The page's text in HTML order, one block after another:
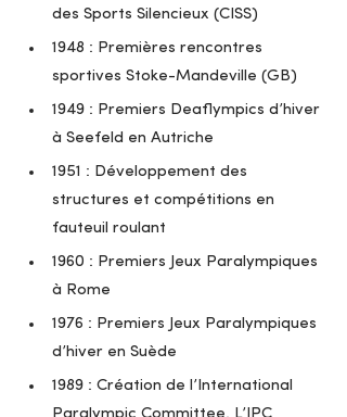
des Sports Silencieux (CISS)
1948 : Premières rencontres
sportives Stoke-Mandeville (GB)
1949 : Premiers Deaflympics d’hiver
à Seefeld en Autriche
1951 : Développement des
structures et compétitions en
fauteuil roulant
1960 : Premiers Jeux Paralympiques
à Rome
1976 : Premiers Jeux Paralympiques
d’hiver en Suède
1989 : Création de l’International